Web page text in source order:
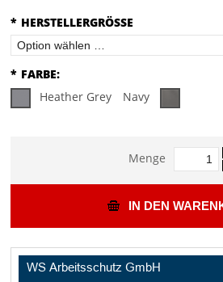
* HERSTELLERGRÖSSE
* FARBE:
Heather Grey
Navy
Menge
IN DEN